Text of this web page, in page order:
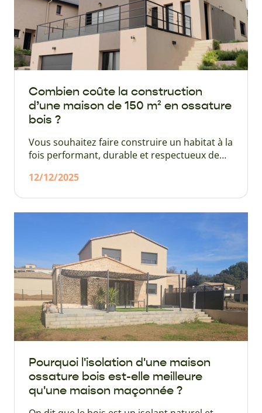
Combien coûte la construction
d’une maison de 150 m² en ossature
bois ?
Vous souhaitez faire construire un habitat à la
fois performant, durable et respectueux de
maisons à ossature bois séduisent de plus en
l’exécution du chantier.
12/12/2025
Pourquoi l'isolation d'une maison
ossature bois est-elle meilleure
qu'une maison maçonnée ?